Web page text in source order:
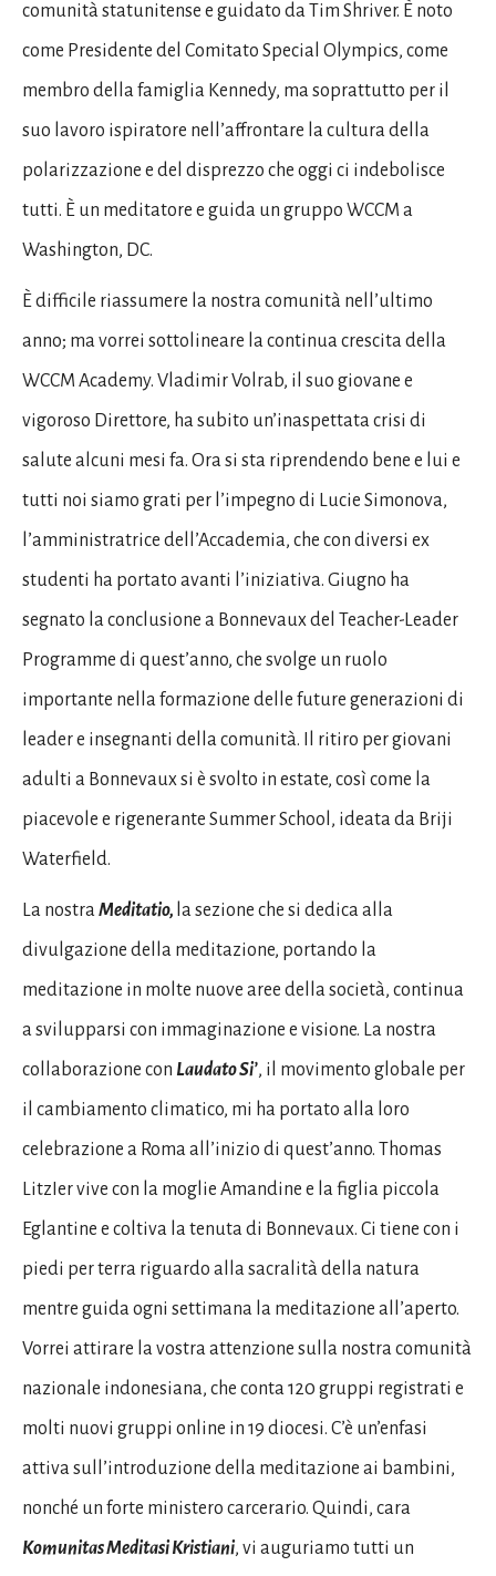
comunità statunitense e guidato da Tim Shriver. È noto
come Presidente del Comitato Special Olympics, come
membro della famiglia Kennedy, ma soprattutto per il
suo lavoro ispiratore nell’affrontare la cultura della
polarizzazione e del disprezzo che oggi ci indebolisce
tutti. È un meditatore e guida un gruppo WCCM a
Washington, DC.
È difficile riassumere la nostra comunità nell’ultimo
anno; ma vorrei sottolineare la continua crescita della
WCCM Academy. Vladimir Volrab, il suo giovane e
vigoroso Direttore, ha subito un’inaspettata crisi di
salute alcuni mesi fa. Ora si sta riprendendo bene e lui e
tutti noi siamo grati per l’impegno di Lucie Simonova,
l’amministratrice dell’Accademia, che con diversi ex
studenti ha portato avanti l’iniziativa. Giugno ha
segnato la conclusione a Bonnevaux del Teacher-Leader
Programme di quest’anno, che svolge un ruolo
importante nella formazione delle future generazioni di
leader e insegnanti della comunità. Il ritiro per giovani
adulti a Bonnevaux si è svolto in estate, così come la
piacevole e rigenerante Summer School, ideata da Briji
Waterfield.
La nostraMeditatio, la sezione che si dedica alla
divulgazione della meditazione, portando la
meditazione in molte nuove aree della società, continua
a svilupparsi con immaginazione e visione. La nostra
collaborazione con Laudato Si’, il movimento globale per
il cambiamento climatico, mi ha portato alla loro
celebrazione a Roma all’inizio di quest’anno. Thomas
LitzIer vive con la moglie Amandine e la figlia piccola
Eglantine e coltiva la tenuta di Bonnevaux. Ci tiene con i
piedi per terra riguardo alla sacralità della natura
mentre guida ogni settimana la meditazione all’aperto.
Vorrei attirare la vostra attenzione sulla nostra comunità
nazionale indonesiana, che conta 120 gruppi registrati e
molti nuovi gruppi online in 19 diocesi. C’è un’enfasi
attiva sull’introduzione della meditazione ai bambini,
nonché un forte ministero carcerario. Quindi, cara
Komunitas Meditasi Kristiani, vi auguriamo tutti un